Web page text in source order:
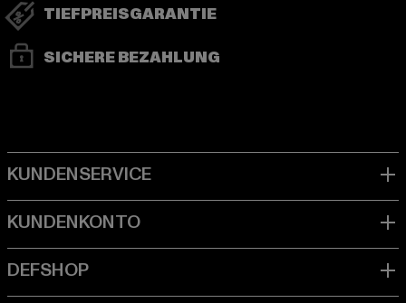
TIEFPREISGARANTIE
SICHERE BEZAHLUNG